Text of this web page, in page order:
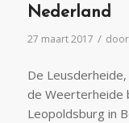
Nederland
27 maart 2017 / door
De
de Weerterheide
Leopoldsburg in